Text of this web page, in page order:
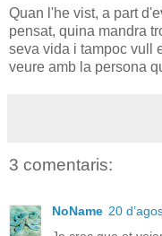
Quan l'he vist, a part
pensat, quina mandra
seva vida i tampoc vull
veure amb la persona
3 comentaris:
NoName 20